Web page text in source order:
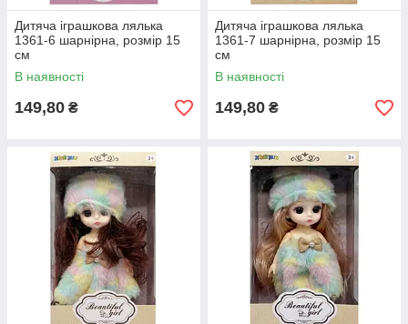
Дитяча іграшкова лялька
1361-6 шарнірна, розмір 15
см
В наявності
149,80 ₴
Дитяча іграшкова лялька
1361-7 шарнірна, розмір 15
см
В наявності
149,80 ₴